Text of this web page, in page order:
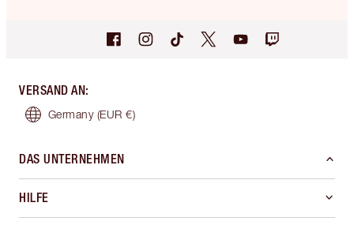
VERSAND AN:
Germany (EUR €)
DAS UNTERNEHMEN
HILFE